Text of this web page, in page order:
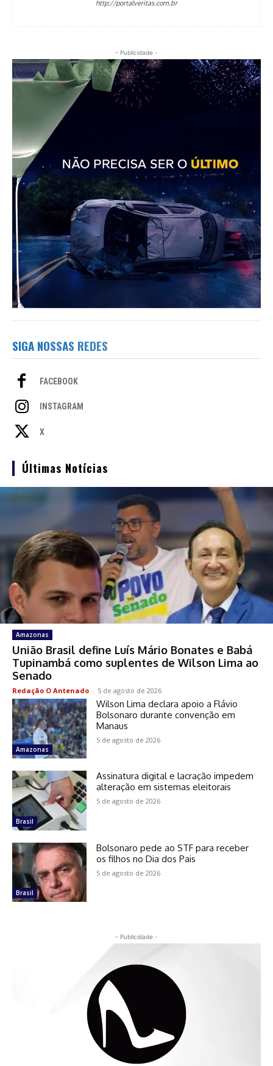
http://portalveritas.com.br
- Publicidade -
SIGA NOSSAS REDES
FACEBOOK
INSTAGRAM
X
Últimas Notícias
Amazonas
União Brasil define Luís Mário Bonates e Babá
Tupinambá como suplentes de Wilson Lima ao
Senado
Redação O Antenado - 5 de agosto de 2026
Amazonas
Wilson Lima declara apoio a Flávio
Bolsonaro durante convenção em
Manaus
5 de agosto de 2026
Brasil
Assinatura digital e lacração impedem
alteração em sistemas eleitorais
5 de agosto de 2026
Brasil
Bolsonaro pede ao STF para receber
os filhos no Dia dos Pais
5 de agosto de 2026
- Publicidade -